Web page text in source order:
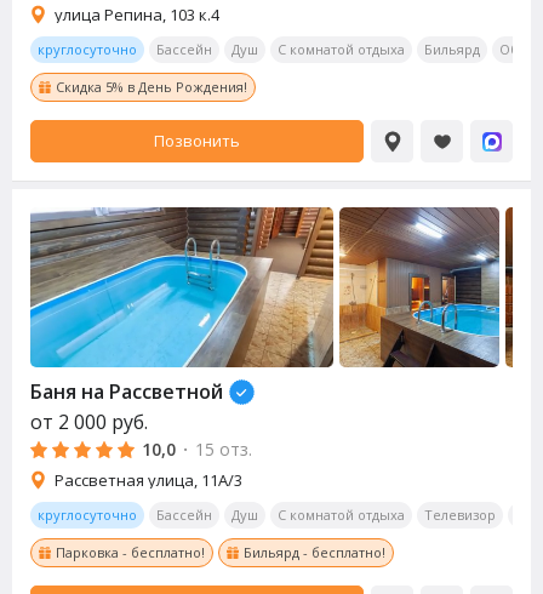
улица Репина, 103 к.4
круглосуточно Бассейн Душ С комнатой отдыха Бильярд
Скидка 5% в День Рождения!
Позвонить
Баня на Рассветной
от 2 000 руб.
10,0 · 15 отз.
Рассветная улица, 11А/3
круглосуточно Бассейн Душ С комнатой отдыха Телевизор
Парковка - бесплатно! Бильярд - бесплатно!